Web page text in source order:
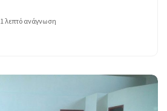
1 λεπτό ανάγνωση